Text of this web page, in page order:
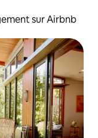
sur Airbnb